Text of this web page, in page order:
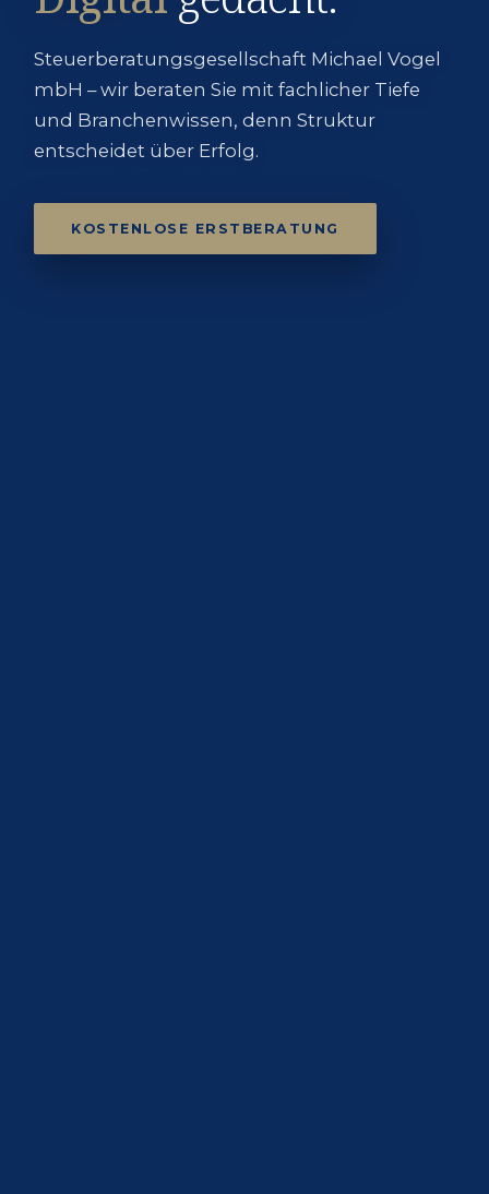
Steuerberatungsgesellschaft Michael Vogel
mbH – wir beraten Sie mit fachlicher Tiefe
und Branchenwissen, denn Struktur
entscheidet über Erfolg.
KOSTENLOSE ERSTBERATUNG